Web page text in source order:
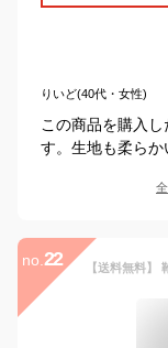
りいど(40代・女性)
この商品を購入
す。生地も柔らか
no. 22